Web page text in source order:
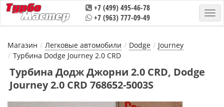
+7 (499) 495-46-78
+7 (963) 777-09-49
Магазин Легковые автомобили Dodge
Journey
Турбина Dodge Journey 2.0 CRD
Турбина Додж Джорни 2.0 CRD, Dodge
Journey 2.0 CRD 768652-5003S